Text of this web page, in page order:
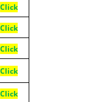
Click
Click
Click
Click
Click